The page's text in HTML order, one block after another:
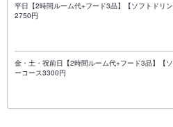
平日【2時間ルーム代+フード3品】【ソフトドリ
2750円
金・土・祝前日【2時間ルーム代+フード3品】【
ーコース3300円